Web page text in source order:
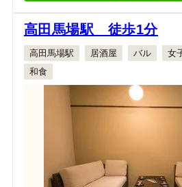
高田馬場駅 徒歩1分
高田馬場駅 居酒屋 バル 女
和食